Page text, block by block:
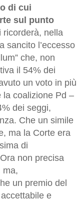
di cui
sul punto
ricorderà, nella
sancito l’eccesso
che, non
il 54% dei
un voto in più
la coalizione Pd –
dei seggi,
Che un simile
ma la Corte era
di
non precisa
ma,
un premio del
e